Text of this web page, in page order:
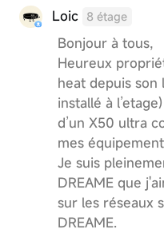
Loic 8 étage
Bonjour à tous,
Heureux
heat depuis son
installé à
d’un X50 ultra
mes
Je suis
DREAME que
sur les réseaux
DREAME.